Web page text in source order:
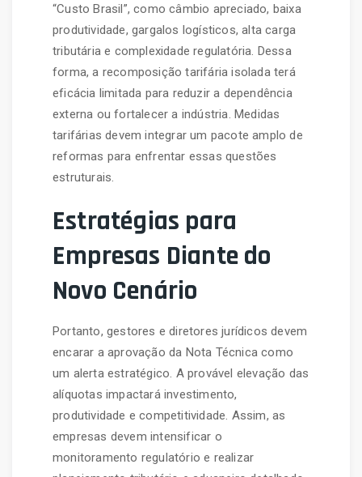
“Custo Brasil”, como câmbio apreciado, baixa
produtividade, gargalos logísticos, alta carga
tributária e complexidade regulatória. Dessa
forma, a recomposição tarifária isolada terá
eficácia limitada para reduzir a dependência
externa ou fortalecer a indústria. Medidas
tarifárias devem integrar um pacote amplo de
reformas para enfrentar essas questões
estruturais.
Estratégias para
Empresas Diante do
Novo Cenário
Portanto, gestores e diretores jurídicos devem
encarar a aprovação da Nota Técnica como
um alerta estratégico. A provável elevação das
alíquotas impactará investimento,
produtividade e competitividade. Assim, as
empresas devem intensificar o
monitoramento regulatório e realizar